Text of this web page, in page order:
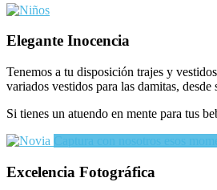
Elegante Inocencia
Tenemos a tu disposición trajes y
variados vestidos para las damitas,
Si tienes un atuendo en mente para tus
Excelencia Fotográfica